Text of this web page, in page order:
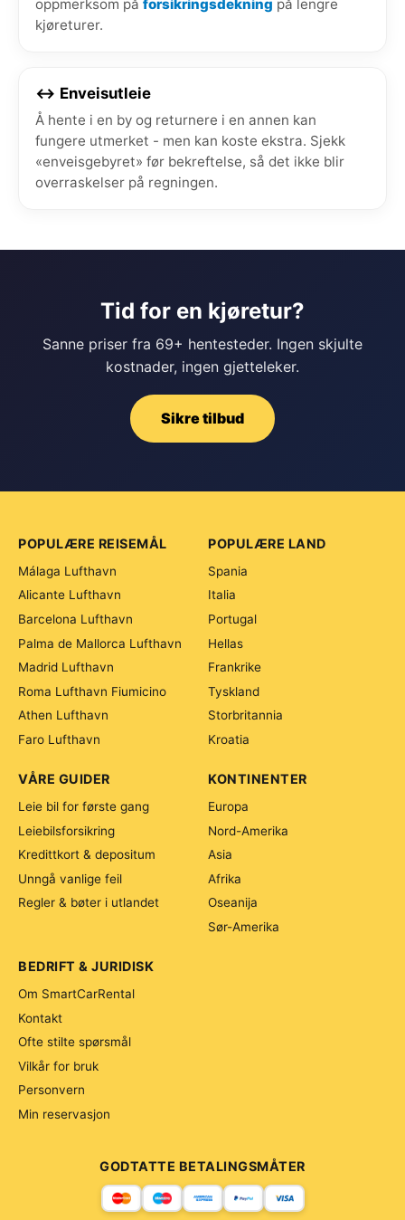
oppmerksom på forsikringsdekning på lengre
kjøreturer.
↔️ Enveisutleie
Å hente i en by og returnere i en annen kan
fungere utmerket - men kan koste ekstra. Sjekk
«enveisgebyret» før bekreftelse, så det ikke blir
overraskelser på regningen.
Tid for en kjøretur?
Sanne priser fra 69+ hentesteder. Ingen skjulte
kostnader, ingen gjetteleker.
Sikre tilbud
POPULÆRE REISEMÅL
Málaga Lufthavn
Alicante Lufthavn
Barcelona Lufthavn
Palma de Mallorca Lufthavn
Madrid Lufthavn
Roma Lufthavn Fiumicino
Athen Lufthavn
Faro Lufthavn
POPULÆRE LAND
Spania
Italia
Portugal
Hellas
Frankrike
Tyskland
Storbritannia
Kroatia
KONTINENTER
Europa
Nord-Amerika
Asia
Afrika
Oseanija
Sør-Amerika
VÅRE GUIDER
Leie bil for første gang
Leiebilsforsikring
Kredittkort & depositum
Unngå vanlige feil
Regler & bøter i utlandet
BEDRIFT & JURIDISK
Om SmartCarRental
Kontakt
Ofte stilte spørsmål
Vilkår for bruk
Personvern
Min reservasjon
GODTATTE BETALINGSMÅTER